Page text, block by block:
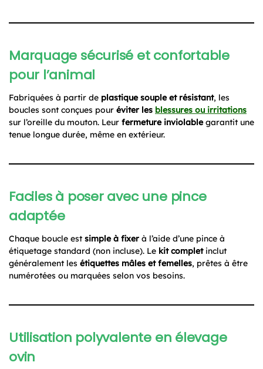
Marquage sécurisé et confortable
pour l’animal
Fabriquées à partir de plastique souple et résistant, les
boucles sont conçues pour éviter les blessures ou irritations
sur l’oreille du mouton. Leur fermeture inviolablegarantit une
tenue longue durée, même en extérieur.
Faciles à poser avec une pince
adaptée
Chaque boucle est simple à fixer à l’aide d’une pince à
étiquetage standard (non incluse). Le kit completinclut
généralement les étiquettes mâles et femelles, prêtes à être
numérotées ou marquées selon vos besoins.
Utilisation polyvalente en élevage
ovin